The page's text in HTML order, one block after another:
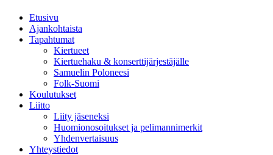
Etusivu
Ajankohtaista
Tapahtumat
Kiertueet
Kiertuehaku & konserttijärjestäjälle
Samuelin Poloneesi
Folk-Suomi
Koulutukset
Liitto
Liity jäseneksi
Huomionosoitukset ja pelimannimerkit
Yhdenvertaisuus
Yhteystiedot